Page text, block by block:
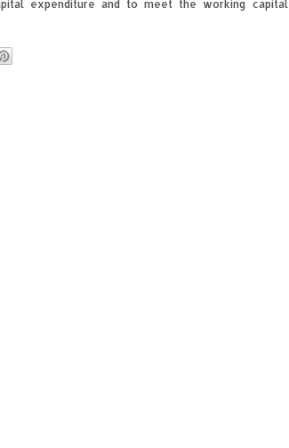
expenditure and to meet the working capital